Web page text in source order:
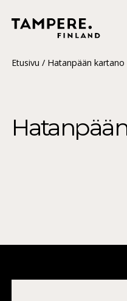
Etusivu / Hatanpään kartano